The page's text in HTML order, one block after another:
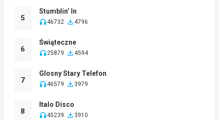
5
Stumblin’ In
46732 4796
6
Świąteczne
25879 4594
7
Glosny Stary Telefon
46579 3979
8
Italo Disco
45239 3910